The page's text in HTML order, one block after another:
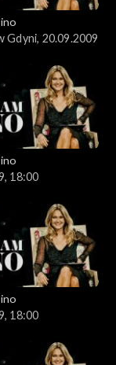
34. FPFF w Gdyni, 20.09.2009
18:00
18:00